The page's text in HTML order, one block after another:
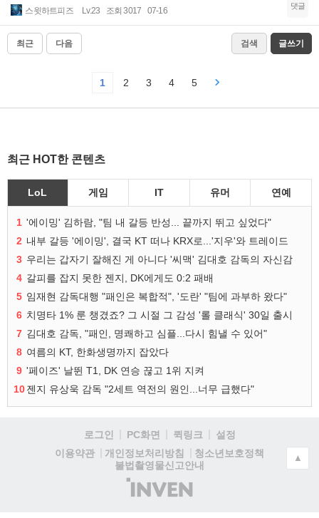
스윗하트피즈 Lv.23 조회 3017 07-16 댓글
최근 다음 검색 글쓰기
1 2 3 4 5
최근 HOT한 콘텐츠
LoL 게임 IT 유머 연예
1 '에이밍' 김하람, "팀 내 갈등 반성... 끝까지 뛰고 싶었다"
2 내부 갈등 '에이밍', 결국 KT 떠나 KRX로...'지우'와 트레이드
3 우리는 갑자기 잘해진 게 아니다 '씨맥' 김대호 감독의 자신감
4 갈피를 잡지 못한 젠지, DK에게도 0:2 패배
5 임재현 감독대행 "패인은 복합적", '도란' "팀에 과부하 왔다"
6 치명타 1% 룬 챙겼죠? 그 시절 그 감성 '롤 클래식' 30일 출시
7 김대호 감독, "패인, 명쾌하고 심플...다시 힘낼 수 있어"
8 여름의 KT, 한화생명까지 잡았다
9 '페이즈' 날뛴 T1, DK 연승 끊고 1위 지켜
10젠지 유상욱 감독 "2세트 역전의 원인...너무 급했다"
로그인 PC화면 퀵링크
설정
이용약관
개인정보처리방침
청소년보호정책
불법촬영물신고안내
(주)
인
▲